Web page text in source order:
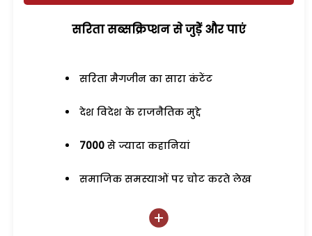
सरिता सब्सक्रिप्शन से जुड़ेें और पाएं
सरिता मैगजीन का सारा कंटेंट
देश विदेश के राजनैतिक मुद्दे
7000 से ज्यादा कहानियां
समाजिक समस्याओं पर चोट करते लेख